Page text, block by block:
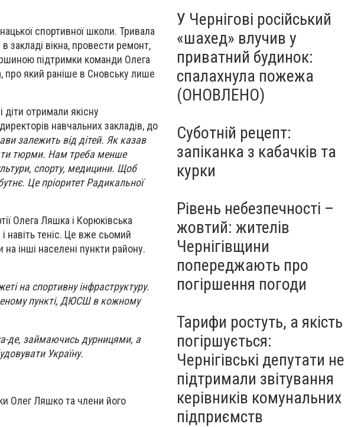
спортивної школи. Тривала
закладі вікна, провести ремонт,
підтримки команди Олега
про який раніше в Сновську лише
отримали якісну
навчальних закладів, до
залежить від дітей. Як казав
тюрми. Нам треба менше
спорту, медицини. Щоб
Це пріоритет Радикальної
Олега Ляшка і Корюківська
навіть теніс. Це вже сьомий
інші населені пункти району.
на спортивну інфраструктуру.
пункті, ДЮСШ в кожному
де, займаючись дурницями, а
Україну.
Олег Ляшко та члени його
У Чернігові російський
«шахед» влучив у
приватний будинок:
спалахнула пожежа
(ОНОВЛЕНО)
Суботній рецепт:
запіканка з кабачків та
курки
Рівень небезпечності –
жовтий: жителів
Чернігівщини
попереджають про
погіршення погоди
Тарифи ростуть, а якість
погіршується:
Чернігівські депутати не
підтримали звітування
керівників комунальних
підприємств